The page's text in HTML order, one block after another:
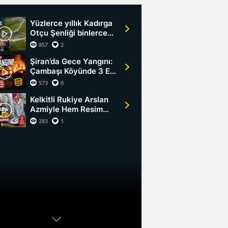
Yüzlerce yıllık Kadırga
Otçu Şenliği binlerce
kişiyi buluşturdu
857 2
Şiran’da Gece Yangını:
Çambaşı Köyünde 3 Ev
Hasar Gördü
573 0
Kelkitli Rukiye Arslan
Azmiyle Hem Resim
Hem Edebiyat
283 1